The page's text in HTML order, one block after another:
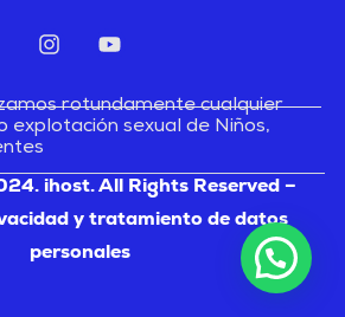
I
n
t
a
r
a
m
Y
t
u
e
rotundamente cualquier
explotación sexual de Niños,
ihost. All Rights Reserved –
y tratamiento de datos
personales